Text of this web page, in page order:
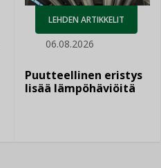
LEHDEN ARTIKKELIT
06.08.2026
Puutteellinen eristys
lisää lämpöhäviöitä